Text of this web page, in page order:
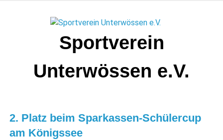
Sportverein
Unterwössen e.V.
2. Platz beim Sparkassen-Schülercup
am Königssee